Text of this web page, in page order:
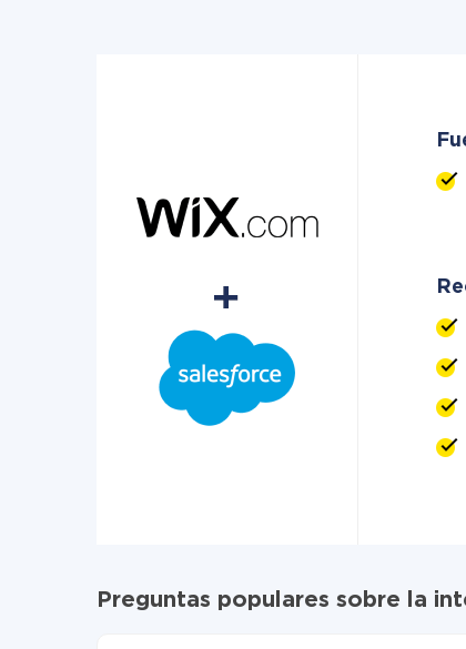
Preguntas populares sobre la